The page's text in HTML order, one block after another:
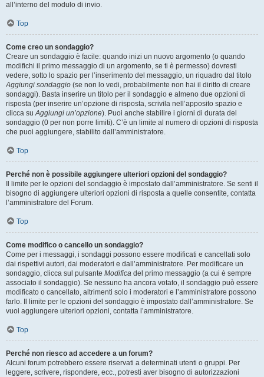
all’interno del modulo di invio.
Top
Come creo un sondaggio?
Creare un sondaggio è facile: quando inizi un nuovo argomento (o quando
modifichi il primo messaggio di un argomento, se ti è permesso) dovresti
vedere, sotto lo spazio per l’inserimento del messaggio, un riquadro dal titolo
Aggiungi sondaggio (se non lo vedi, probabilmente non hai il diritto di creare
sondaggi). Basta inserire un titolo per il sondaggio e almeno due opzioni di
risposta (per inserire un’opzione di risposta, scrivila nell’apposito spazio e
clicca suAggiungi un’opzione). Puoi anche stabilire i giorni di durata del
sondaggio (0 per non porre limiti). C’è un limite al numero di opzioni di risposta
che puoi aggiungere, stabilito dall’amministratore.
Top
Perché non è possibile aggiungere ulteriori opzioni del sondaggio?
Il limite per le opzioni del sondaggio è impostato dall’amministratore. Se senti il
bisogno di aggiungere ulteriori opzioni di risposta a quelle consentite, contatta
l’amministratore del Forum.
Top
Come modifico o cancello un sondaggio?
Come per i messaggi, i sondaggi possono essere modificati e cancellati solo
dai rispettivi autori, dai moderatori e dall’amministratore. Per modificare un
sondaggio, clicca sul pulsante Modifica del primo messaggio (a cui è sempre
associato il sondaggio). Se nessuno ha ancora votato, il sondaggio può essere
modificato o cancellato, altrimenti solo i moderatori e l’amministratore possono
farlo. Il limite per le opzioni del sondaggio è impostato dall’amministratore. Se
vuoi aggiungere ulteriori opzioni, contatta l’amministratore.
Top
Perché non riesco ad accedere a un forum?
Alcuni forum potrebbero essere riservati a determinati utenti o gruppi. Per
leggere, scrivere, rispondere, ecc., potresti aver bisogno di autorizzazioni